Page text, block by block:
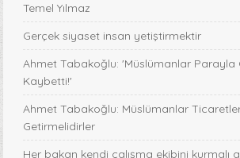
Temel Yılmaz
Gerçek siyaset insan yetiştirmektir
Ahmet Tabakoğlu: 'Müslümanlar Parayla
Kaybetti!'
Ahmet Tabakoğlu: Müslümanlar
Getirmelidirler
Her bakan kendi çalışma ekibini kurmalı